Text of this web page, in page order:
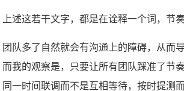
上述这若干文字，都是在诠释一个词，节奏
团队多了自然就会有沟通上的障碍，从而
而我的观察是，只要让所有团队踩准了节
同一时间联调而不是互相等待，按时提测